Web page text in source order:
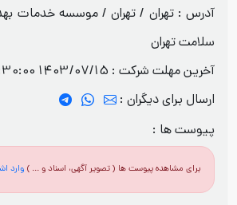
آدرس : تهران / تهران / موسسه خدمات
سلامت تهران
آخرین مهلت شرکت : 1403/07/15 20:30:00
ارسال برای دیگران :
پیوست ها :
برای مشاهده پیوست ها ( تصویر آگهی، اسناد و ... ) وارد